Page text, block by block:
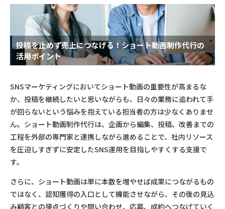
投稿を止めず売上につなげる！ショート動画制作代行の
活用ポイント
SNSマーケティングにおいてショート動画の重要性が高まるな
か、投稿を継続したいと思いながらも、日々の業務に追われて手
が回らないという悩みを抱えている担当者の方は少なくありませ
ん。ショート動画制作代行は、企画から編集、投稿、改善までの
工程を外部の専門家と連携しながら進めることで、社内リソース
を圧迫しすぎずに安定したSNS運用を目指しやすくする支援で
す。
さらに、ショート動画は単に本数を増やせば成果につながるもの
ではなく、認知獲得の入口として機能させながら、その後の見込
み顧客との接点づくりや問い合わせ、応募、成約へつなげていく